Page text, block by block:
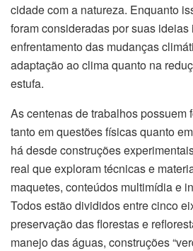
cidade com a natureza. Enquanto
foram consideradas por suas
enfrentamento das mudanças
adaptação ao clima quanto na
estufa.
As centenas de trabalhos possuem
tanto em questões físicas quanto
há desde construções
real que exploram técnicas e
maquetes, conteúdos multimídia e
Todos estão divididos entre cinco
preservação das florestas e
manejo das águas, construções